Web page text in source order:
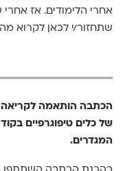
אחרי הלימודים. אז
שתחזור/י לכאן לקרוא
הכתבה הותאמה לקריאה
של כלים טיפוגרפיים
המגדרים.